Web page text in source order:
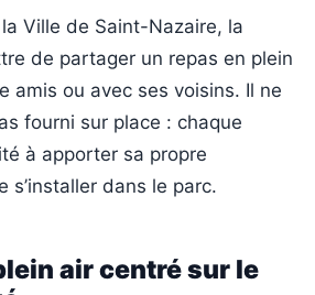
la Ville de Saint-Nazaire, la
de partager un repas en plein
amis ou avec ses voisins. Il ne
fourni sur place : chaque
à apporter sa propre
s’installer dans le parc.
air centré sur le